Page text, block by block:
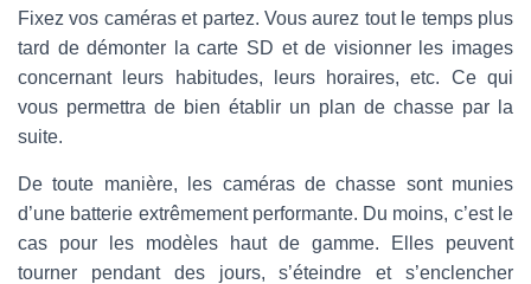
Fixez vos caméras et partez. Vous aurez tout le temps plus
tard de démonter la carte SD et de visionner les images
concernant leurs habitudes, leurs horaires, etc. Ce qui
vous permettra de bien établir un plan de chasse par la
suite.
De toute manière, les caméras de chasse sont munies
d’une batterie extrêmement performante. Du moins, c’est le
cas pour les modèles haut de gamme. Elles peuvent
tourner pendant des jours, s’éteindre et s’enclencher